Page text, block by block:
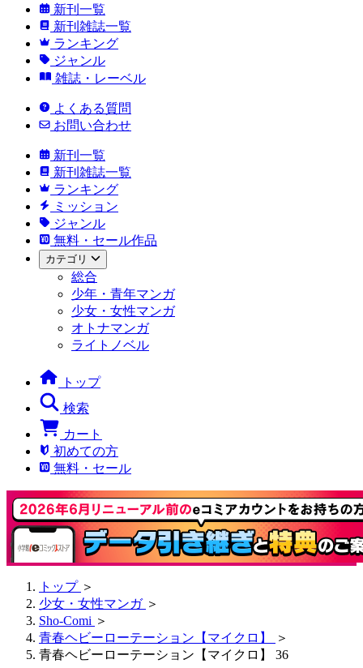
新刊一覧
新刊雑誌一覧
ランキング
ジャンル
雑誌・レーベル
よくある質問
お問い合わせ
新刊一覧
新刊雑誌一覧
ランキング
ミッション
ジャンル
無料・セール作品
カテゴリ
総合
少年・青年マンガ
少女・女性マンガ
オトナマンガ
ライトノベル
トップ
検索
カート
初めての方
無料・セール
トップ ＞
少女・女性マンガ ＞
Sho-Comi ＞
青春ヘビーローテーション【マイクロ】
＞
青春ヘビーローテーション【マイクロ】 36